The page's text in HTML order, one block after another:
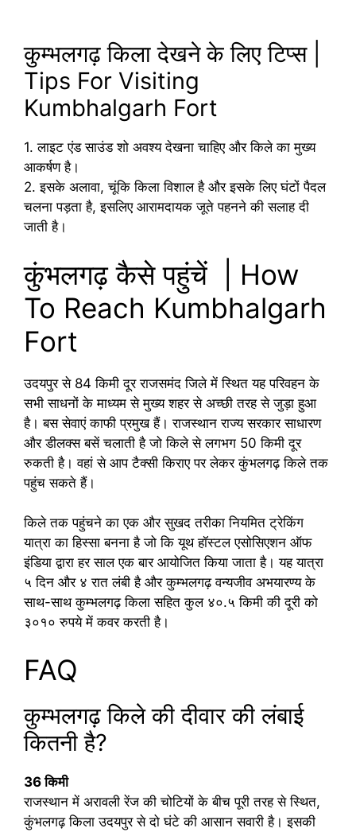
कुम्भलगढ़ किला देखने के लिए टिप्स |
Tips For Visiting
Kumbhalgarh Fort
1. लाइट एंड साउंड शो अवश्य देखना चाहिए और किले का मुख्य
आकर्षण है।
2. इसके अलावा, चूंकि किला विशाल है और इसके लिए घंटों पैदल
चलना पड़ता है, इसलिए आरामदायक जूते पहनने की सलाह दी
जाती है।
कुंभलगढ़ कैसे पहुंचें | How
To Reach Kumbhalgarh
Fort
उदयपुर से 84 किमी दूर राजसमंद जिले में स्थित यह परिवहन के
सभी साधनों के माध्यम से मुख्य शहर से अच्छी तरह से जुड़ा हुआ
है। बस सेवाएं काफी प्रमुख हैं। राजस्थान राज्य सरकार साधारण
और डीलक्स बसें चलाती है जो किले से लगभग 50 किमी दूर
रुकती है। वहां से आप टैक्सी किराए पर लेकर कुंभलगढ़ किले तक
पहुंच सकते हैं।
किले तक पहुंचने का एक और सुखद तरीका नियमित ट्रेकिंग
यात्रा का हिस्सा बनना है जो कि यूथ हॉस्टल एसोसिएशन ऑफ
इंडिया द्वारा हर साल एक बार आयोजित किया जाता है। यह यात्रा
५ दिन और ४ रात लंबी है और कुम्भलगढ़ वन्यजीव अभयारण्य के
साथ-साथ कुम्भलगढ़ किला सहित कुल ४०.५ किमी की दूरी को
३०१० रुपये में कवर करती है।
FAQ
कुम्भलगढ़ किले की दीवार की लंबाई
कितनी है?
36 किमी
राजस्थान में अरावली रेंज की चोटियों के बीच पूरी तरह से स्थित,
कुंभलगढ़ किला उदयपुर से दो घंटे की आसान सवारी है। इसकी